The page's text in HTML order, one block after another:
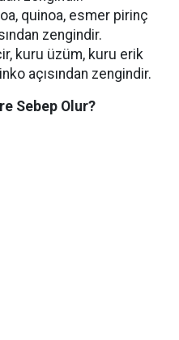
quinoa, esmer pirinç
zengindir.
kuru üzüm, kuru erik
açısından zengindir.
Sebep Olur?